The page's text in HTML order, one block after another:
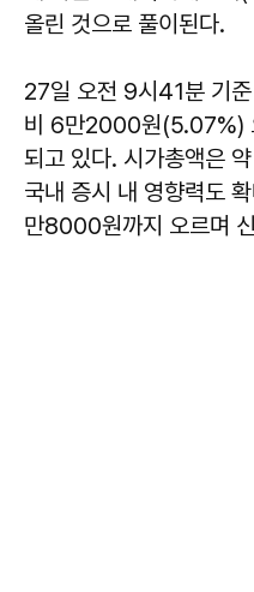
올린 것으로 풀이된다.
27일 오전 9시41분 기
비 6만2000원(5.07%)
되고 있다. 시가총액은
국내 증시 내 영향력도
만8000원까지 오르며